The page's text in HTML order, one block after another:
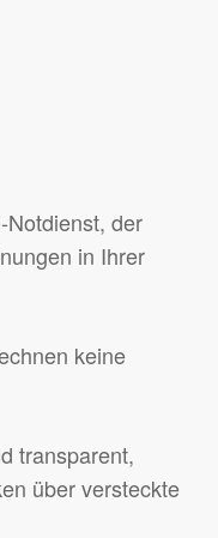
der
in Ihrer
keine
transparent,
über versteckte